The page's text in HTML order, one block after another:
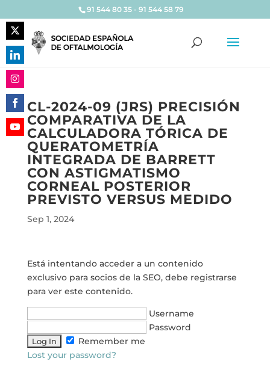
91 544 80 35 - 91 544 58 79
CL-2024-09 (JRS) PRECISIÓN
COMPARATIVA DE LA
CALCULADORA TÓRICA DE
QUERATOMETRÍA
INTEGRADA DE BARRETT
CON ASTIGMATISMO
CORNEAL POSTERIOR
PREVISTO VERSUS MEDIDO
Sep 1, 2024
Está intentando acceder a un contenido
exclusivo para socios de la SEO, debe registrarse
para ver este contenido.
Username
Password
Remember me
Lost your password?
Share
on
Twitter
Share
on
LinkedIn
Share
on
Instagram
Share
on
Facebook
Share
YouTube